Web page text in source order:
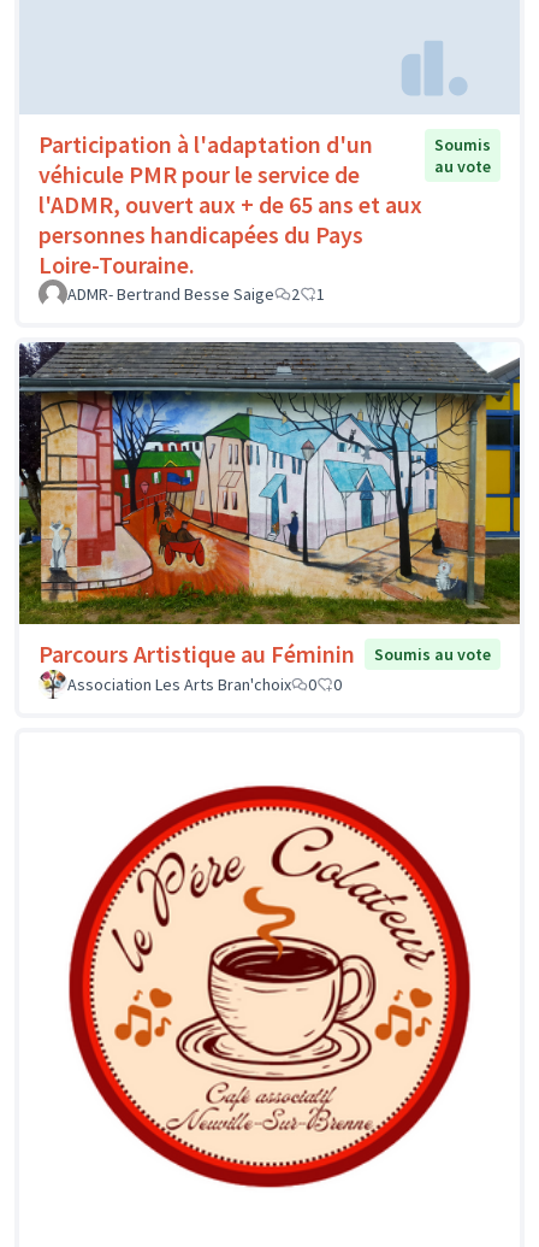
Participation à l'adaptation d'un
véhicule PMR pour le service de
l'ADMR, ouvert aux + de 65 ans et aux
personnes handicapées du Pays
Loire-Touraine.
Soumis
au vote
ADMR- Bertrand Besse Saige 2 1
Parcours Artistique au Féminin
Soumis au vote
Association Les Arts Bran'choix
0 0